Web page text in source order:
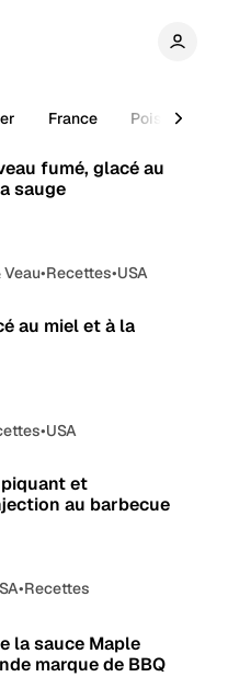
France Poissons
4 min de lecture
fumé, glacé au
sauge
Veau•Recettes•USA
au miel et à la
•USA
et
au barbecue
•Recettes
la sauce Maple
marque de BBQ